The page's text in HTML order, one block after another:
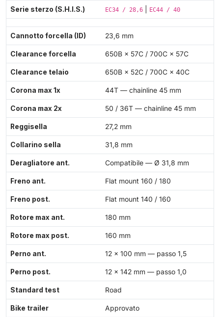
Serie sterzo (S.H.I.S.) EC34 / 28,6 EC44 / 40
Cannotto forcella (ID) 23,6 mm
Clearance forcella 650B × 57C / 700C × 57C
Clearance telaio 650B × 52C / 700C × 40C
Corona max 1x 44T — chainline 45 mm
Corona max 2x 50 / 36T — chainline 45 mm
Reggisella 27,2 mm
Collarino sella 31,8 mm
Deragliatore ant. Compatibile — Ø 31,8 mm
Freno ant. Flat mount 160 / 180
Freno post. Flat mount 140 / 160
Rotore max ant. 180 mm
Rotore max post. 160 mm
Perno ant. 12 × 100 mm — passo 1,5
Perno post. 12 × 142 mm — passo 1,0
Standard test Road
Bike trailer Approvato